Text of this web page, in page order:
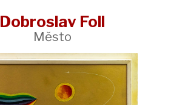
Dobroslav Foll
Město